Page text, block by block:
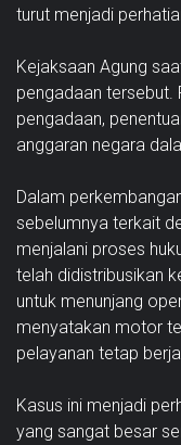
turut menjadi
Kejaksaan Agung
pengadaan tersebut.
pengadaan,
anggaran negara
Dalam
sebelumnya terkait
menjalani proses
telah didistribusikan
untuk menunjang
menyatakan motor
pelayanan tetap
Kasus ini menjadi
yang sangat besar